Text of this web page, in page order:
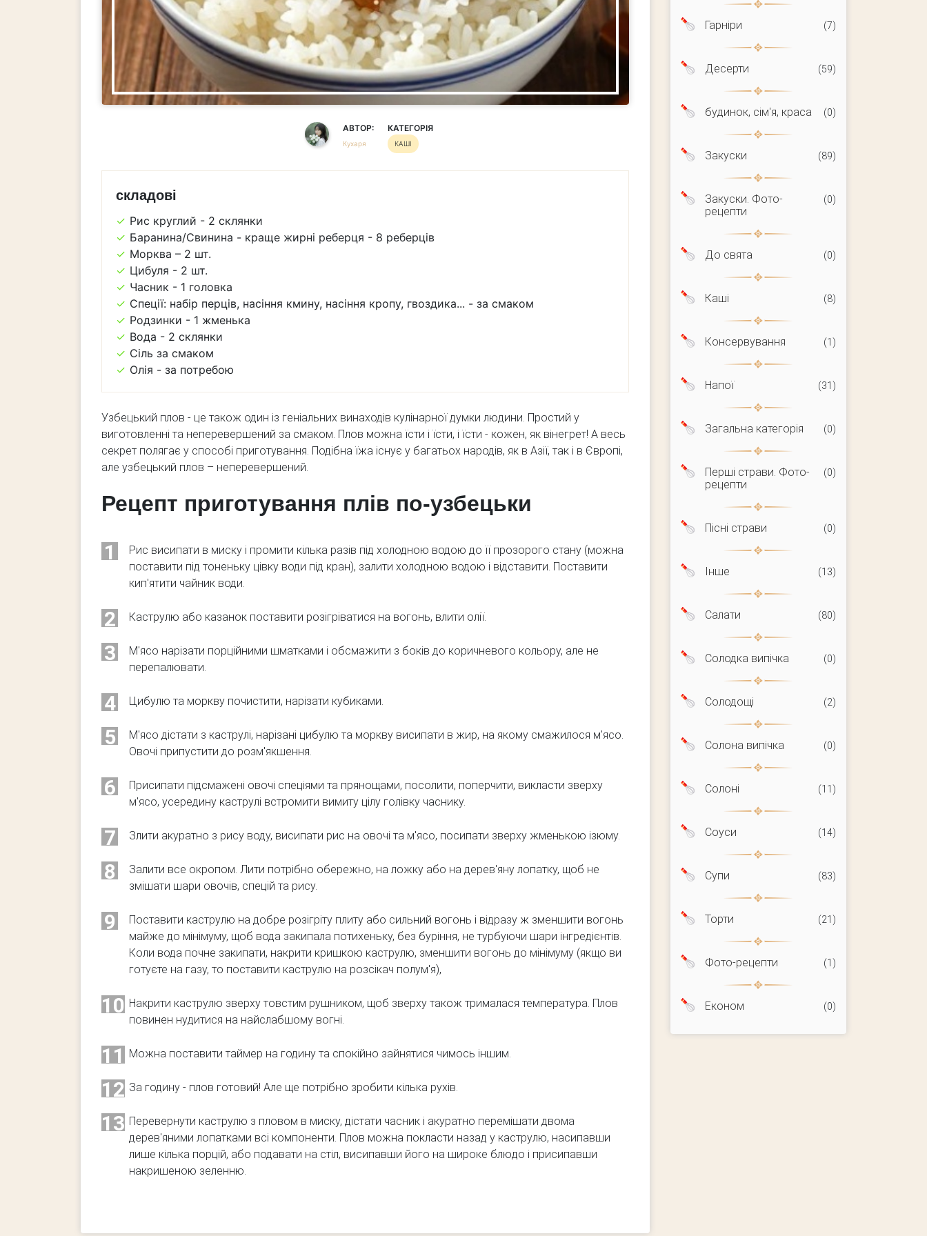
АВТОР:
Кухаря
КАТЕГОРІЯ
КАШІ
складові
Рис круглий - 2 склянки
Баранина/Свинина - краще жирні реберця - 8 реберців
Морква – 2 шт.
Цибуля - 2 шт.
Часник - 1 головка
Спеції: набір перців, насіння кмину, насіння кропу, гвоздика... - за смаком
Родзинки - 1 жменька
Вода - 2 склянки
Сіль за смаком
Олія - ​​за потребою
Узбецький плов - це також один із геніальних винаходів кулінарної думки людини. Простий у
виготовленні та неперевершений за смаком. Плов можна їсти і їсти, і їсти - кожен, як вінегрет! А весь
секрет полягає у способі приготування. Подібна їжа існує у багатьох народів, як в Азії, так і в Європі,
але узбецький плов – неперевершений.
Рецепт приготування плів по-узбецьки
1
Рис висипати в миску і промити кілька разів під холодною водою до її прозорого стану (можна
поставити під тоненьку цівку води під кран), залити холодною водою і відставити. Поставити
кип'ятити чайник води.
2 Каструлю або казанок поставити розігріватися на вогонь, влити олії.
3
М'ясо нарізати порційними шматками і обсмажити з боків до коричневого кольору, але не
перепалювати.
4 Цибулю та моркву почистити, нарізати кубиками.
5
М'ясо дістати з каструлі, нарізані цибулю та моркву висипати в жир, на якому смажилося м'ясо.
Овочі припустити до розм'якшення.
6
Присипати підсмажені овочі спеціями та прянощами, посолити, поперчити, викласти зверху
м'ясо, усередину каструлі встромити вимиту цілу голівку часнику.
7 Злити акуратно з рису воду, висипати рис на овочі та м'ясо, посипати зверху жменькою ізюму.
8
Залити все окропом. Лити потрібно обережно, на ложку або на дерев'яну лопатку, щоб не
змішати шари овочів, спецій та рису.
9
Поставити каструлю на добре розігріту плиту або сильний вогонь і відразу ж зменшити вогонь
майже до мінімуму, щоб вода закипала потихеньку, без буріння, не турбуючи шари інгредієнтів.
Коли вода почне закипати, накрити кришкою каструлю, зменшити вогонь до мінімуму (якщо ви
готуєте на газу, то поставити каструлю на розсікач полум'я),
10 Накрити каструлю зверху товстим рушником, щоб зверху також трималася температура. Плов
повинен нудитися на найслабшому вогні.
11 Можна поставити таймер на годину та спокійно зайнятися чимось іншим.
12 За годину - плов готовий! Але ще потрібно зробити кілька рухів.
13 Перевернути каструлю з пловом в миску, дістати часник і акуратно перемішати двома
дерев'яними лопатками всі компоненти. Плов можна покласти назад у каструлю, насипавши
лише кілька порцій, або подавати на стіл, висипавши його на широке блюдо і присипавши
накришеною зеленню.
Гарніри (7)
Десерти (59)
будинок, сім'я, краса (0)
Закуски (89)
Закуски. Фото-
рецепти
(0)
До свята (0)
Каші (8)
Консервування (1)
Напої (31)
Загальна категорія (0)
Перші страви. Фото-
рецепти
(0)
Пісні страви (0)
Інше (13)
Салати (80)
Солодка випічка (0)
Солодощі (2)
Солона випічка (0)
Солоні (11)
Соуси (14)
Супи (83)
Торти (21)
Фото-рецепти (1)
Економ (0)